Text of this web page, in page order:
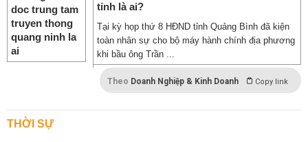
tỉnh là ai?
Tại kỳ họp thứ 8 HĐND tỉnh Quảng Bình đã kiện
toàn nhân sự cho bộ máy hành chính địa phương
khi bầu ông Trần ...
Theo Doanh Nghiệp & Kinh Doanh Copy link
THỜI SỰ